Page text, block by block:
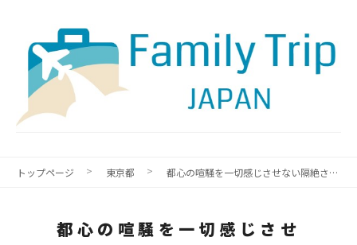
トップページ 東京都 都心の喧騒を一切感じさせない隔絶された世界「WOODLAND BOTHY」
都心の喧騒を一切感じさせ